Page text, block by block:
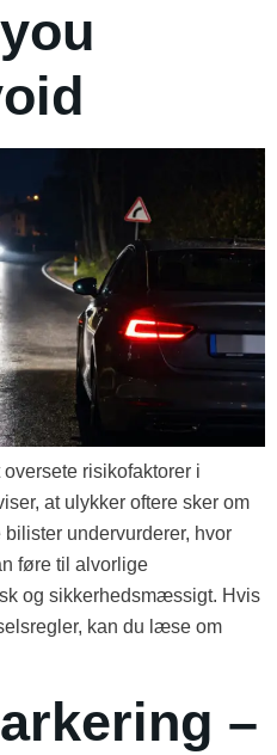
risikofaktorer i
at ulykker oftere sker om
undervurderer, hvor
føre til alvorlige
og sikkerhedsmæssigt. Hvis
kan du læse om
–